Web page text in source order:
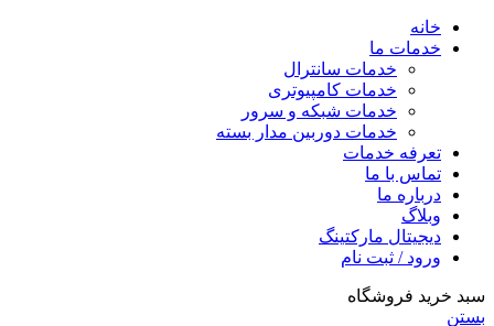
خانه
خدمات ما
خدمات سانترال
خدمات کامپیوتری
خدمات شبکه و سرور
خدمات دوربین مدار بسته
تعرفه خدمات
تماس با ما
درباره ما
وبلاگ
دیجیتال مارکتینگ
ورود / ثبت نام
سبد خرید فروشگاه
بستن